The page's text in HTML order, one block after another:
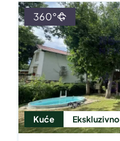
Kuće Ekskluzivno
360°